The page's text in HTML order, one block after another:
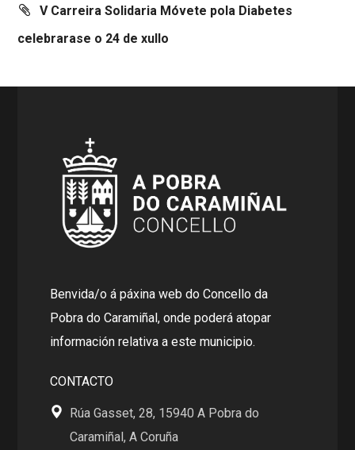
V Carreira Solidaria Móvete pola Diabetes
celebrarase o 24 de xullo
Benvida/o á páxina web do Concello da
Pobra do Caramiñal, onde poderá atopar
información relativa a este municipio.
CONTACTO
Rúa Gasset, 28, 15940 A Pobra do
Caramiñal, A Coruña